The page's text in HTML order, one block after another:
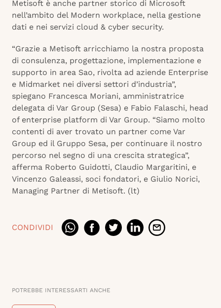
Metisoft è anche partner storico di Microsoft
nell’ambito del Modern workplace, nella gestione
dati e nei servizi cloud & cyber security.
“Grazie a Metisoft arricchiamo la nostra proposta
di consulenza, progettazione, implementazione e
supporto in area Sao, rivolta ad aziende Enterprise
e Midmarket nei diversi settori d’industria”,
spiegano Francesca Moriani, amministratrice
delegata di Var Group (Sesa) e Fabio Falaschi, head
of enterprise platform di Var Group. “Siamo molto
contenti di aver trovato un partner come Var
Group ed il Gruppo Sesa, per continuare il nostro
percorso nel segno di una crescita strategica”,
afferma Roberto Guidotti, Claudio Margaritini, e
Vincenzo Galeassi, soci fondatori, e Giulio Norici,
Managing Partner di Metisoft. (lt)
CONDIVIDI
POTREBBE INTERESSARTI ANCHE